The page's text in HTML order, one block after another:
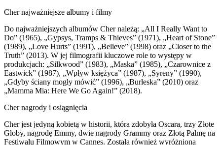
Cher najważniejsze albumy i filmy
Do najważniejszych albumów Cher należą: „All I Really Want to
Do” (1965), „Gypsys, Tramps & Thieves” (1971), „Heart of Stone”
(1989), „Love Hurts” (1991), „Believe” (1998) oraz „Closer to the
Truth” (2013). W jej filmografii kluczowe role to występy w
produkcjach: „Silkwood” (1983), „Maska” (1985), „Czarownice z
Eastwick” (1987), „Wpływ księżyca” (1987), „Syreny” (1990),
„Gdyby ściany mogły mówić” (1996), „Burleska” (2010) oraz
„Mamma Mia: Here We Go Again!” (2018).
Cher nagrody i osiągnięcia
Cher jest jedyną kobietą w historii, która zdobyła Oscara, trzy Złote
Globy, nagrodę Emmy, dwie nagrody Grammy oraz Złotą Palmę na
Festiwalu Filmowym w Cannes. Została również wyróżniona